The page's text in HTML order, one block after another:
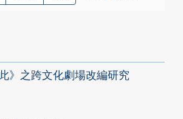
》之跨文化劇場改編研究